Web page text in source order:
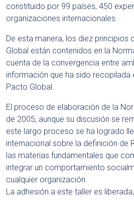
constituido por 99 países, 450
organizaciones internacionales.
De esta manera, los diez principios
Global están contenidos en la
cuenta de la convergencia entre
información que ha sido recopilada
Pacto Global.
El proceso de elaboración de la
de 2005, aunque su discusión se
este largo proceso se ha logrado
internacional sobre la definición de
las materias fundamentales que
integrar un comportamiento
cualquier organización.
La adhesión a este taller es